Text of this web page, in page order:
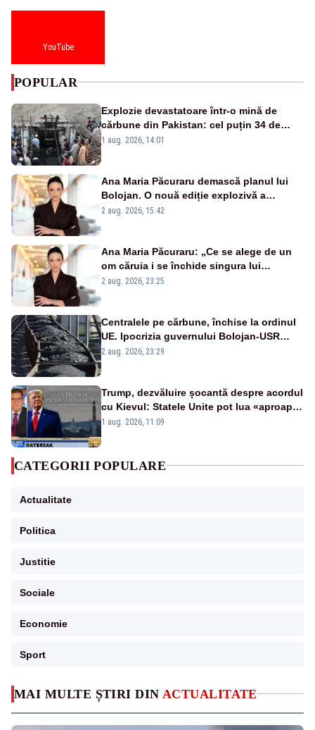
MAI MULTE ȘTIRI DIN ACTUALITATE
YouTube
POPULAR
Explozie devastatoare într-o mină de
cărbune din Pakistan: cel puțin 34 de
morți - VIDEO
1 aug. 2026, 14:01
Ana Maria Păcuraru demască planul lui
Bolojan. O nouă ediție explozivă a
emisiunii „Miza Zilei” la Realitatea PLUS
2 aug. 2026, 15:42
Ana Maria Păcuraru: „Ce se alege de un
om căruia i se închide singura lui
portiță?”
2 aug. 2026, 23:25
Centralele pe cărbune, închise la ordinul
UE. Ipocrizia guvernului Bolojan-USR
după starea de alertă
2 aug. 2026, 23:29
Trump, dezvăluire șocantă despre acordul
cu Kievul: Statele Unite pot lua «aproape
tot ce vor» din minele Ucrainei”
1 aug. 2026, 11:09
CATEGORII POPULARE
Actualitate
Politica
Justitie
Sociale
Economie
Sport